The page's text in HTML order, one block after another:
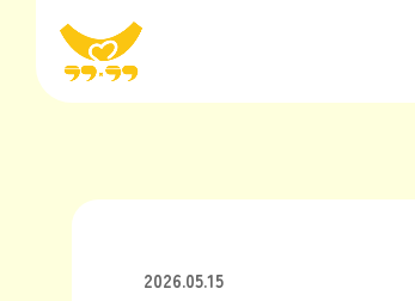
2026.05.15